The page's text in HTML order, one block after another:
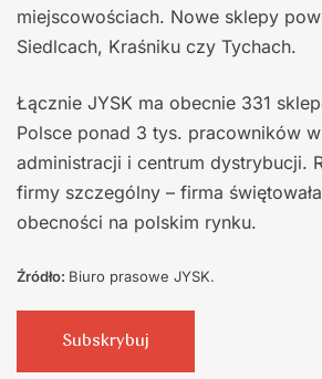
miejscowościach. Nowe sklepy
Siedlcach, Kraśniku czy Tychach.
Łącznie JYSK ma obecnie 331
Polsce ponad 3 tys. pracowników
administracji i centrum dystrybucji.
firmy szczególny – firma
obecności na polskim rynku.
Źródło: Biuro prasowe JYSK.
Subskrybuj